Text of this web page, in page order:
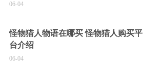
06-04
怪物猎人物语在哪买 怪物猎人购买平
台介绍
06-04